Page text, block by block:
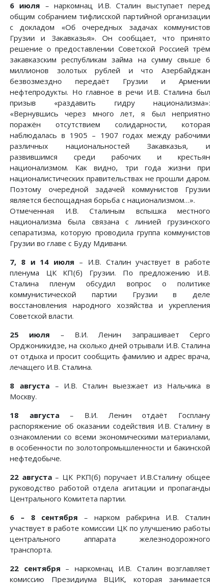
6 июля – наркомнац И.В. Сталин выступает перед
общим собранием тифлисской партийной организации
с докладом «Об очередных задачах коммунистов
Грузии и Закавказья». Он сообщает, что принято
решение о предоставлении Советской Россией трём
закавказским республикам займа на сумму свыше 6
миллионов золотых рублей и что Азербайджан
безвозмездно передаёт Грузии и Армении
нефтепродукты. Но главное в речи И.В. Сталина был
призыв «раздавить гидру национализма»:
«Вернувшись через много лет, я был неприятно
поражён отсутствием солидарности, которая
наблюдалась в 1905 – 1907 годах между рабочими
различных национальностей Закавказья, и
развившимся среди рабочих и крестьян
национализмом. Как видно, три года жизни при
националистических правительствах не прошли даром.
Поэтому очередной задачей коммунистов Грузии
является беспощадная борьба с национализмом…».
Отмеченная И.В. Сталиным вспышка местного
национализма была связана с линией грузинского
сепаратизма, которую проводила группа коммунистов
Грузии во главе с Буду Мдивани.
7, 8 и 14 июля – И.В. Сталин участвует в работе
пленума ЦК КП(б) Грузии. По предложению И.В.
Сталина пленум обсудил вопрос о политике
коммунистической партии Грузии в деле
восстановления народного хозяйства и укрепления
Советской власти.
25 июля – В.И. Ленин запрашивает Серго
Орджоникидзе, на сколько дней отрывали И.В. Сталина
от отдыха и просит сообщить фамилию и адрес врача,
лечащего И.В. Сталина.
8 августа– И.В. Сталин выезжает из Нальчика в
Москву.
18 августа– В.И. Ленин отдаёт Госплану
распоряжение об оказании содействия И.В. Сталину в
ознакомлении со всеми экономическими материалами,
в особенности по золотопромышленности и бакинской
нефтедобыче.
22 августа – ЦК РКП(б) поручает И.В.Сталину общее
руководство работой отдела агитации и пропаганды
Центрального Комитета партии.
6 – 8 сентября – нарком рабкрина И.В. Сталин
участвует в работе комиссии ЦК по улучшению работы
центрального аппарата железнодорожного
транспорта.
22 сентября– наркомнац И.В. Сталин возглавляет
комиссию Президиума ВЦИК, которая занимается